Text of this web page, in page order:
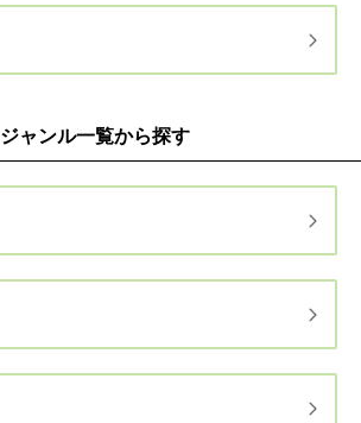
ジャンル一覧から探す